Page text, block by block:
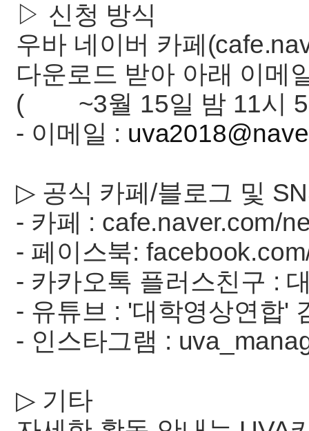
▷ 신청 방식
우바 네이버 카페
다운로드 받아 아래 이메
( ~3월 15일 밤 11시
- 이메일 :
▷ 공식 카페/블로그 및
- 카페 : cafe.naver.com/
- 페이스북:
- 카카오톡 플러스친구 :
- 유튜브 : '대학영상연합'
- 인스타그램 :
▷ 기타